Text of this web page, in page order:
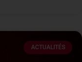
ACTUALITÉS